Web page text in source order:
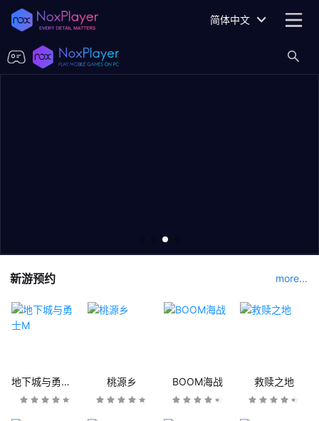
简体中文
新游预约 more...
地下城与勇士M 桃源乡 BOOM海战 救赎之地